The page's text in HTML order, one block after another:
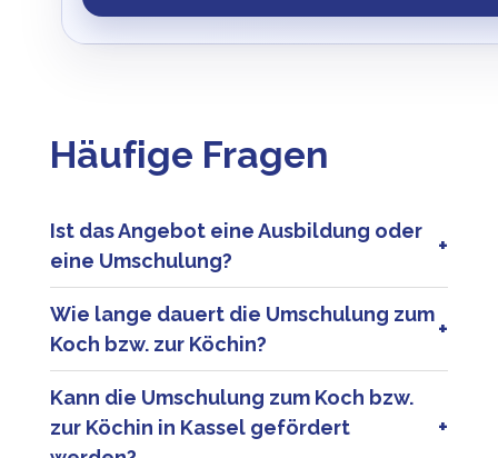
Häufige Fragen
Ist das Angebot eine Ausbildung oder
eine Umschulung?
Dieses Angebot ist eine Umschulung für
Erwachsene. Die Inhalte orientieren sich am
anerkannten Ausbildungsberuf Koch bzw.
mit beruflicher Neuorientierung.
Wie lange dauert die Umschulung zum
Koch bzw. zur Köchin?
Die Umschulung zum Koch bzw. zur Köchin
dauert in der Regel 24 Monate in Vollzeit oder
36 Monate in Teilzeit.
Kann die Umschulung zum Koch bzw.
zur Köchin in Kassel gefördert